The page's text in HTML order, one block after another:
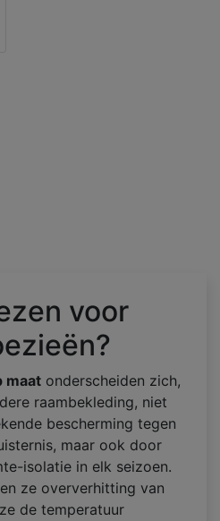
voor
maat onderscheiden zich,
raambekleding, niet
bescherming tegen
maar ook door
isolatie in elk seizoen.
ze oververhitting van
de temperatuur